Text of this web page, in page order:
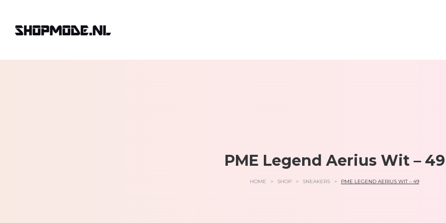
PME Legend Aerius Wit – 49
HOME > SHOP > SNEAKERS > PME LEGEND AERIUS WIT – 49